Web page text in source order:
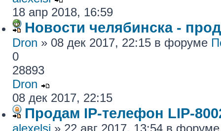
18 апр 2018, 16:59
Новости челябинска -
Dron » 08 дек 2017, 22:15 в форуме
0
28893
Dron
08 дек 2017, 22:15
Продам IP-телефон LIP-
alexelsi » 22 авг 2017, 13:54 в